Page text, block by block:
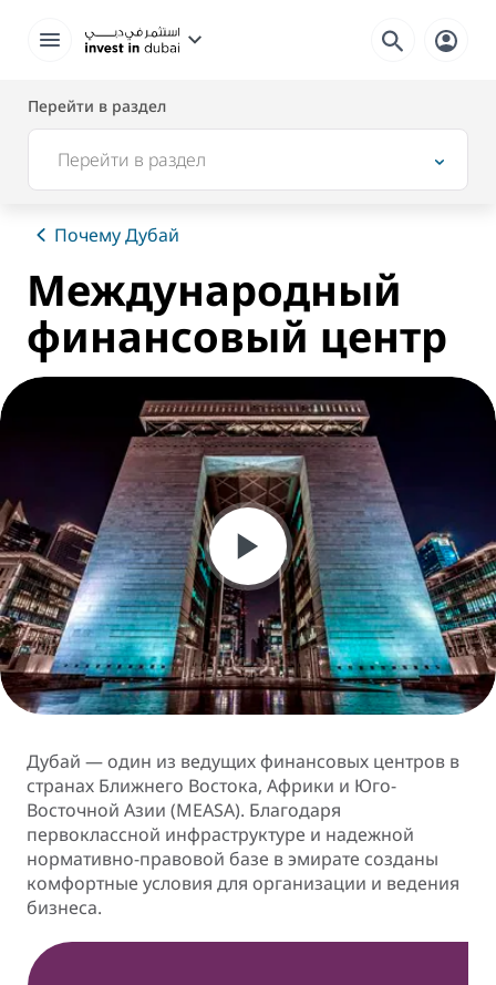
Перейти в раздел
Перейти в раздел
Почему Дубай
Международный
финансовый центр
Дубай — один из ведущих финансовых центров в
странах Ближнего Востока, Африки и Юго-
Восточной Азии (MEASA). Благодаря
первоклассной инфраструктуре и надежной
нормативно-правовой базе в эмирате созданы
комфортные условия для организации и ведения
бизнеса.